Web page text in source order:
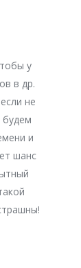
у
в др.
не
будем
и
шанс